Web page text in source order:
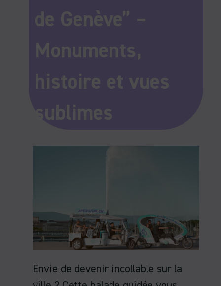
de Genève” –
Monuments,
histoire et vues
sublimes
Envie de devenir incollable sur la